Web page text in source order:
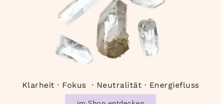
Klarheit · Fokus · Neutralität · Energiefluss